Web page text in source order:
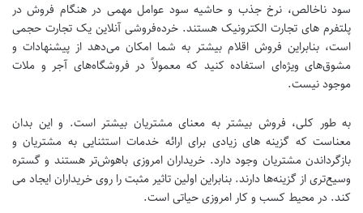
سود ناخالص، نرخ جذب و حاشیه سود عوامل مهمی در هنگام فروش در
پلتفرم های تجارت الکترونیک هستند. خرده‌فروشی آنلاین یک تجارت حجمی
است، بنابراین فروش اقلام بیشتر به شما امکان می‌دهد از پیشنهادات و
مشوق‌های ویژه‌ای استفاده کنید که معمولاً در فروشگاه‌های آجر و ملات
موجود نیست.
به طور کلی، فروش بیشتر به معنای مشتریان بیشتر است. و این بدان
معناست که گزینه های زیادی برای ارائه خدمات استثنایی به مشتریان و
بازگرداندن مشتریان وجود دارد. خریداران امروزی باهوش‌تر هستند و گستره
وسیع‌تری از گزینه‌ها دارند. بنابراین اولین تاثیر مثبت را روی خریداران ایجاد می
کند. در محیط کسب و کار امروزی حیاتی است.